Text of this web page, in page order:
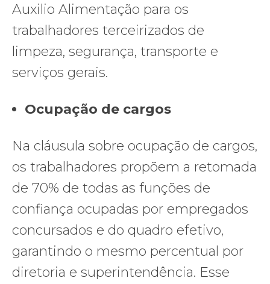
Auxilio Alimentação para os
trabalhadores terceirizados de
limpeza, segurança, transporte e
serviços gerais.
Ocupação de cargos
Na cláusula sobre ocupação de cargos,
os trabalhadores propõem a retomada
de 70% de todas as funções de
confiança ocupadas por empregados
concursados e do quadro efetivo,
garantindo o mesmo percentual por
diretoria e superintendência. Esse